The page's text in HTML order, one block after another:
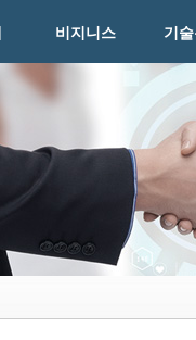
비지니스 기